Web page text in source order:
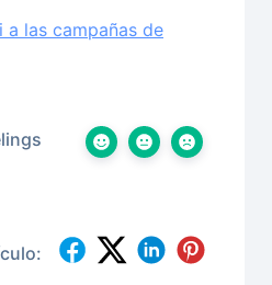
las campañas de